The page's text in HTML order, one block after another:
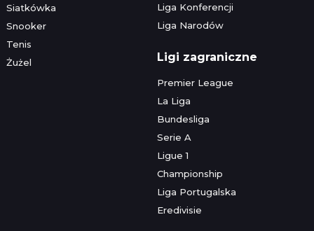
Siatkówka
Snooker
Tenis
Żużel
Liga Konferencji
Liga Narodów
Ligi zagraniczne
Premier League
La Liga
Bundesliga
Serie A
Ligue 1
Championship
Liga Portugalska
Eredivisie